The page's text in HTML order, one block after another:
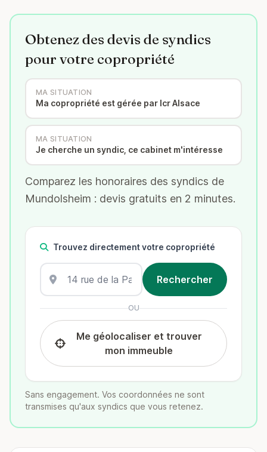
Obtenez des devis de syndics
pour votre copropriété
MA SITUATION
Ma copropriété est gérée par Icr Alsace
MA SITUATION
Je cherche un syndic, ce cabinet m'intéresse
Comparez les honoraires des syndics de
Mundolsheim : devis gratuits en 2 minutes.
Trouvez directement votre copropriété
OU
Me géolocaliser et trouver
mon immeuble
Sans engagement. Vos coordonnées ne sont
transmises qu'aux syndics que vous retenez.